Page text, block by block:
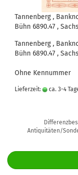
Tannenberg ,
Bühn 6890.47 ,
Tannenberg ,
Bühn 6890.47 ,
Ohne Kennummer
Lieferzeit: ca. 3-4
Antiquitäten/